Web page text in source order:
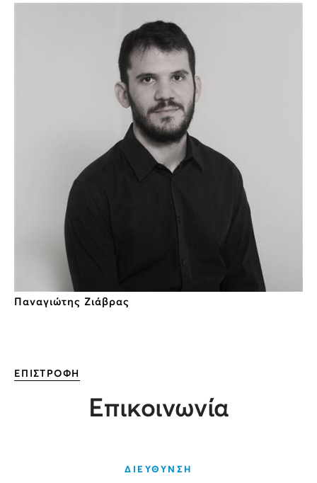
Παναγιώτης Ζιάβρας
ΕΠΙΣΤΡΟΦΗ
Επικοινωνία
ΔΙΕΥΘΥΝΣΗ